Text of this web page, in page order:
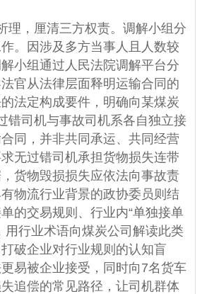
理，厘清三方权责。调解小组分
。因涉及多方当事人且人数较
小组通过人民法院调解平台分
官从法律层面释明运输合同的
法定构成要件，明确向某煤炭
错司机与事故司机系各自独立接
同，并非共同承运、共同经营
无过错司机承担货物损失连带
货物毁损损失应依法向事故责
物流行业背景的政协委员则结
的交易规则、行业内“单独接单
用行业术语向煤炭公司解读此类
破企业对行业规则的认知盲
易被企业接受，同时向7名货车
追偿的常见路径，让司机群体